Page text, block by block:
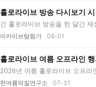
홀로라이브 방송 다시보기
긴 홀로라이브 방송을 한 달간 재
분 ...
아카이브탐험가 08-01
홀로라이브 여름 오프라인
2026년 여름 홀로라이브 오프라
부터...
한여름덕질연구소 07-31